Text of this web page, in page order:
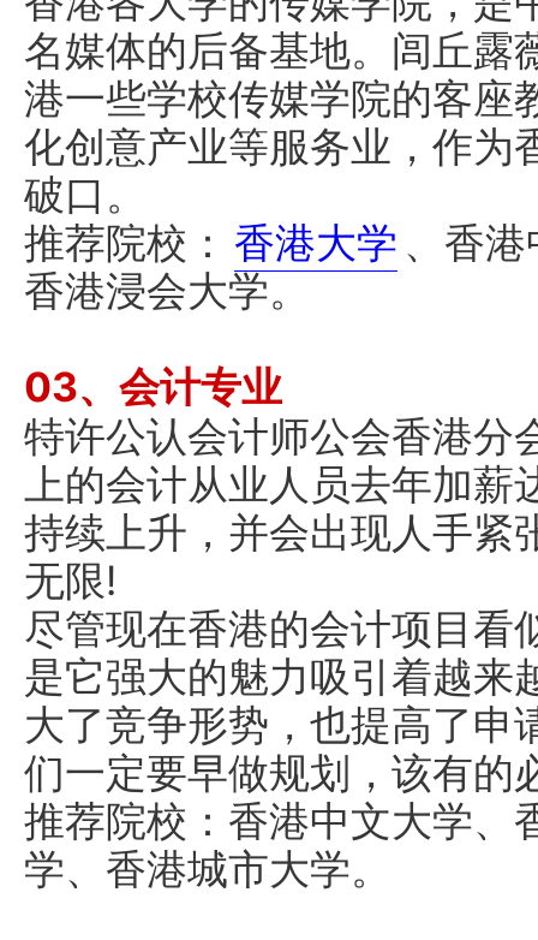
名媒体的后备基地。闾丘露
港一些学校传媒学院的客座
化创意产业等服务业，作为
破口。
推荐院校： 香港大学 、香
香港浸会大学。
03、会计专业
特许公认会计师公会香港分
上的会计从业人员去年加薪
持续上升，并会出现人手紧
无限!
尽管现在香港的会计项目看
是它强大的魅力吸引着越来
大了竞争形势，也提高了申
们一定要早做规划，该有的
推荐院校：香港中文大学、
学、香港城市大学。